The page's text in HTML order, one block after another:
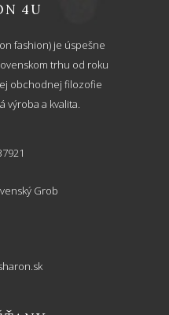
4U
fashion) je úspešne
trhu od roku
obchodnej filozofie
výroba a kvalita.
Grob